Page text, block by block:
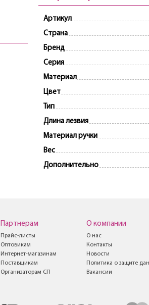
Артикул
Страна
Бренд
Серия
Материал
Цвет
Тип
Длина лезвия
Материал ручки
Вес
Дополнительно
Партнерам
Прайс-листы
Оптовикам
Интернет-магазинам
Поставщикам
Организаторам СП
О компании
О нас
Контакты
Новости
Политика о защите
Вакансии